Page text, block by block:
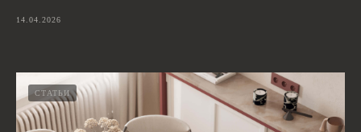
14.04.2026
СТАТЬИ